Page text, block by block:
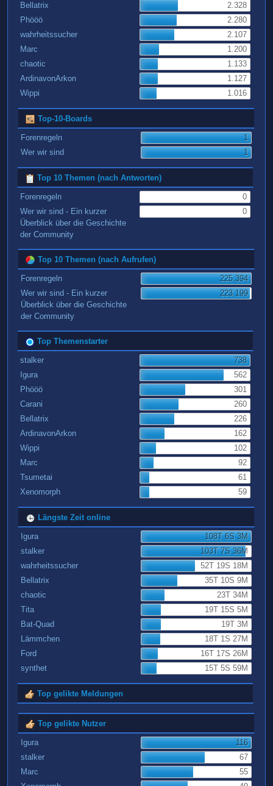
Bellatrix
2.328
Phööö
2.280
wahrheitssucher
2.107
Marc
1.200
chaotic
1.133
ArdinavonArkon
1.127
Wippi
1.016
Top-10-Boards
Forenregeln
1
Wer wir sind
1
Top 10 Themen (nach Antworten)
Forenregeln
0
Wer wir sind - Ein kurzer
Überblick über die Geschichte
der Community
0
Top 10 Themen (nach Aufrufen)
Forenregeln
225.394
Wer wir sind - Ein kurzer
Überblick über die Geschichte
der Community
223.199
Top Themenstarter
stalker
738
Igura
562
Phööö
301
Carani
260
Bellatrix
226
ArdinavonArkon
162
Wippi
102
Marc
92
Tsumetai
61
Xenomorph
59
Längste Zeit online
Igura
108T 6S 3M
stalker
103T 7S 36M
wahrheitssucher
52T 19S 18M
Bellatrix
35T 10S 9M
chaotic
23T 34M
Tita
19T 15S 5M
Bat-Quad
19T 3M
Lämmchen
18T 1S 27M
Ford
16T 17S 26M
synthet
15T 5S 59M
Top gelikte Meldungen
Top gelikte Nutzer
Igura
116
stalker
67
Marc
55